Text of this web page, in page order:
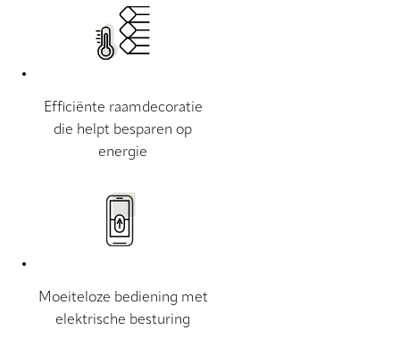
Efficiënte raamdecoratie
die helpt besparen op
energie
Moeiteloze bediening met
elektrische besturing